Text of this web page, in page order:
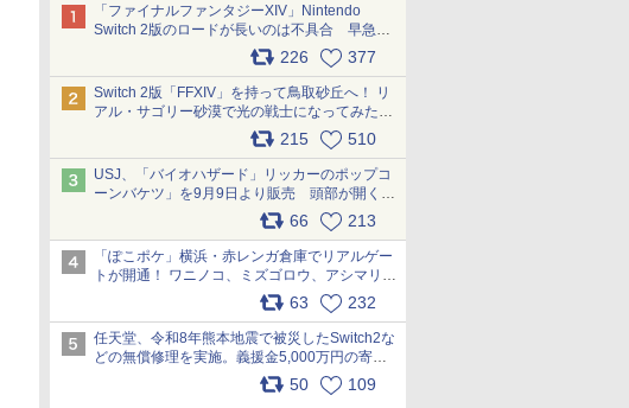
「ファイナルファンタジーXIV」Nintendo
Switch 2版のロードが長いのは不具合 早急に
アップデートできるよう対応中226 377
Switch 2版「FFXIV」を持って鳥取砂丘へ！ リ
アル・サゴリー砂漠で光の戦士になってみた
215 510
USJ、「バイオハザード」リッカーのポップコ
ーンバケツ」を9月9日より販売 頭部が開く仕
組み。味は恐怖を堪のう「味噌フレーバー」
66 213
「ぽこポケ」横浜・赤レンガ倉庫でリアルゲー
トが開通！ ワニノコ、ミズゴロウ、アシマリ登
場シーンをレポート pic.x.com/LDgEByVl6D
63 232
任天堂、令和8年熊本地震で被災したSwitch2な
どの無償修理を実施。義援金5,000万円の寄付
も発表 pic.x.com/BAYsMfUfUC
50 109